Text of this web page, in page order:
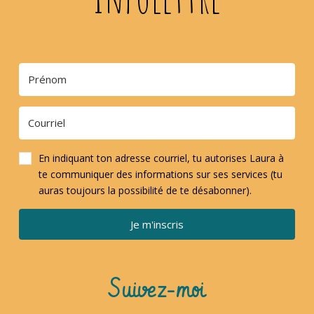
En indiquant ton adresse courriel, tu autorises Laura à
te communiquer des informations sur ses services (tu
auras toujours la possibilité de te désabonner).
Je m'inscris
Suivez-moi